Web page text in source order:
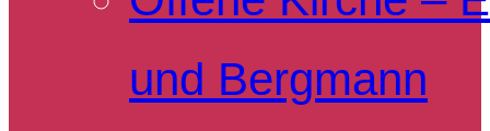
und Bergmann